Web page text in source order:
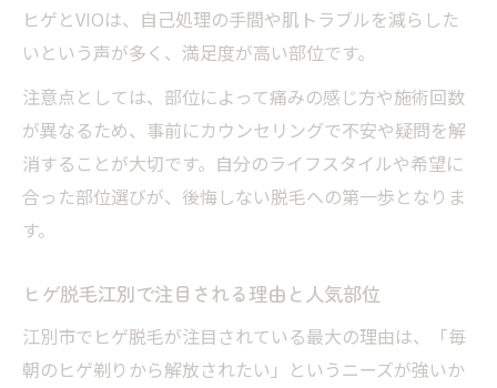
ヒゲ脱毛江別で初めての方に支持される理
由
江別医療脱毛でメンズが始めやすい部位特
集
口コミから見る江別脱毛メンズおすすめ部
位
紹介
メンズが江別医療脱毛で選ぶ注目の部位一
覧
ヒゲとVIOは、自己処理の手間や肌トラブルを減らした
いという声が多く、満足度が高い部位です。
注意点としては、部位によって痛みの感じ方や施術回数
が異なるため、事前にカウンセリングで不安や疑問を解
消することが大切です。自分のライフスタイルや希望に
合った部位選びが、後悔しない脱毛への第一歩となりま
す。
ヒゲ脱毛江別で注目される理由と人気部位
江別市でヒゲ脱毛が注目されている最大の理由は、「毎
朝のヒゲ剃りから解放されたい」というニーズが強いか